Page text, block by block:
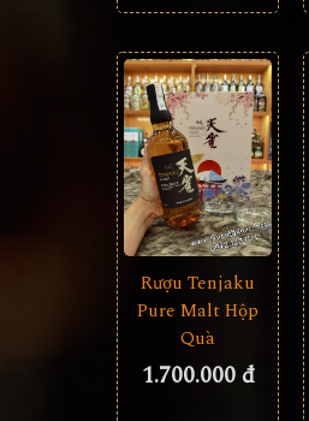
Rượu Tenjaku
Pure Malt Hộp
Quà
1.700.000 đ